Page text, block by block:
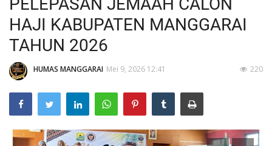
Reskrim
Lantas
Giat Ops
Polisi Kita
Mitra Polisi
HAJI KABUPATEN MANGGARAI
TAHUN 2026
HUMAS MANGGARAI Mei 9, 2026 12:41 220